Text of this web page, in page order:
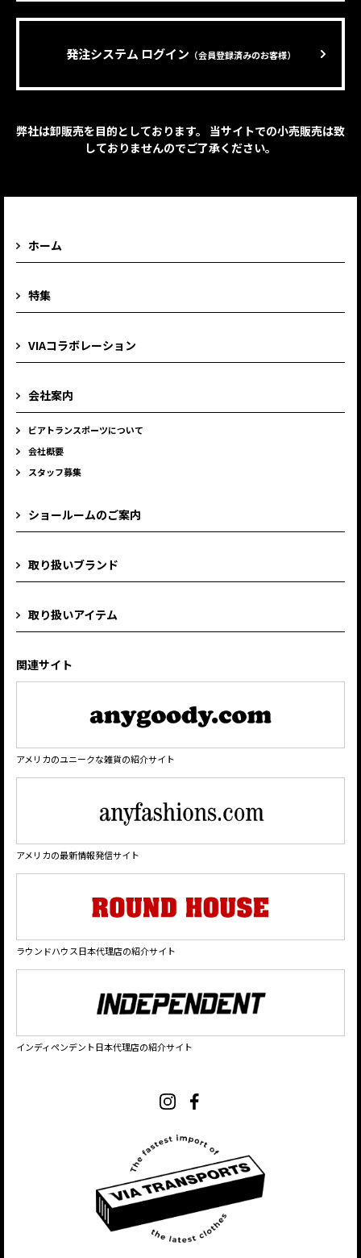
発注システム ログイン （会員登録済みのお客様）
弊社は卸販売を目的としております。 当サイトでの小売販売は致
しておりませんのでご了承ください。
ホーム
特集
VIAコラボレーション
会社案内
ビアトランスポーツについて
会社概要
スタッフ募集
ショールームのご案内
取り扱いブランド
取り扱いアイテム
関連サイト
アメリカのユニークな雑貨の紹介サイト
アメリカの最新情報発信サイト
ラウンドハウス日本代理店の紹介サイト
インディペンデント日本代理店の紹介サイト